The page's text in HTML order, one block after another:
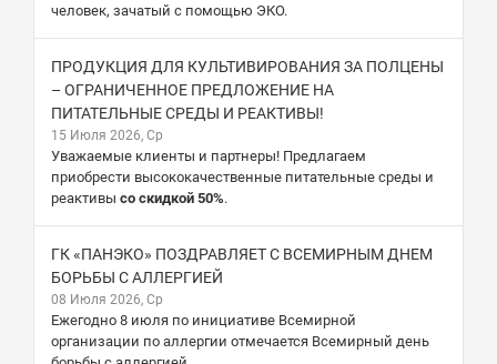
человек, зачатый с помощью ЭКО.
ПРОДУКЦИЯ ДЛЯ КУЛЬТИВИРОВАНИЯ ЗА ПОЛЦЕНЫ
– ОГРАНИЧЕННОЕ ПРЕДЛОЖЕНИЕ НА
ПИТАТЕЛЬНЫЕ СРЕДЫ И РЕАКТИВЫ!
15 Июля 2026, Ср
Уважаемые клиенты и партнеры! Предлагаем
приобрести высококачественные питательные среды и
реактивы со скидкой 50%.
ГК «ПАНЭКО» ПОЗДРАВЛЯЕТ С ВСЕМИРНЫМ ДНЕМ
БОРЬБЫ С АЛЛЕРГИЕЙ
08 Июля 2026, Ср
Ежегодно 8 июля по инициативе Всемирной
организации по аллергии отмечается Всемирный день